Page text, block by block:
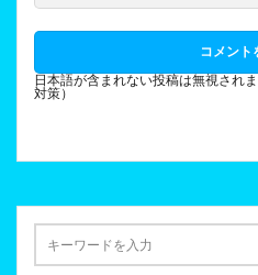
日本語が含まれない投稿は無視され
対策）